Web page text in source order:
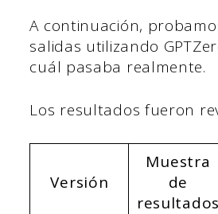
A continuación,
salidas utilizando
cuál pasaba realmente.
Los resultados fueron
Versión
Muestra
de
resultados